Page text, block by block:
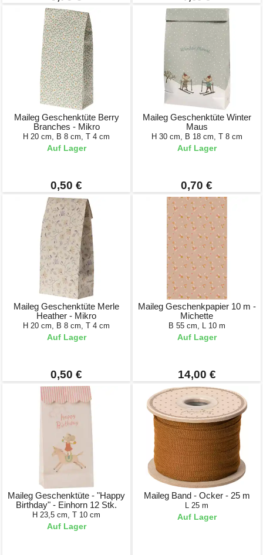
Maileg Geschenktüte Berry
Branches - Mikro
H 20 cm, B 8 cm, T 4 cm
Auf Lager
0,50 €
Maileg Geschenktüte Winter
Maus
H 30 cm, B 18 cm, T 8 cm
Auf Lager
0,70 €
Maileg Geschenktüte Merle
Heather - Mikro
H 20 cm, B 8 cm, T 4 cm
Auf Lager
0,50 €
Maileg Geschenkpapier 10 m -
Michette
B 55 cm, L 10 m
Auf Lager
14,00 €
Maileg Geschenktüte - "Happy
Birthday" - Einhorn 12 Stk.
H 23,5 cm, T 10 cm
Auf Lager
Maileg Band - Ocker - 25 m
L 25 m
Auf Lager